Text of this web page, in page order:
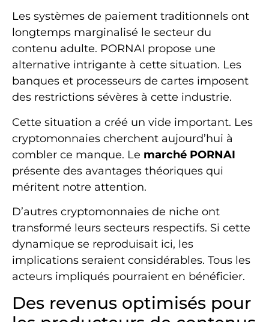
Les systèmes de paiement traditionnels ont
longtemps marginalisé le secteur du
contenu adulte. PORNAI propose une
alternative intrigante à cette situation. Les
banques et processeurs de cartes imposent
des restrictions sévères à cette industrie.
Cette situation a créé un vide important. Les
cryptomonnaies cherchent aujourd’hui à
combler ce manque. Le marché PORNAI
présente des avantages théoriques qui
méritent notre attention.
D’autres cryptomonnaies de niche ont
transformé leurs secteurs respectifs. Si cette
dynamique se reproduisait ici, les
implications seraient considérables. Tous les
acteurs impliqués pourraient en bénéficier.
Des revenus optimisés pour